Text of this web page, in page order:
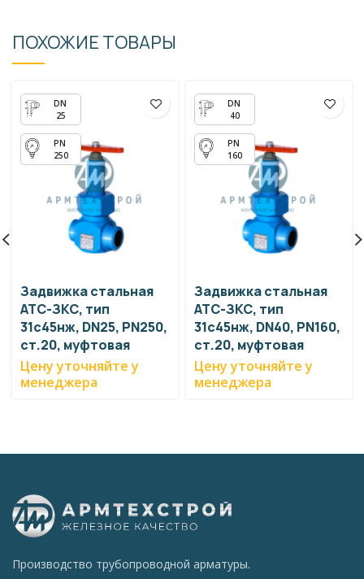
ПОХОЖИЕ ТОВАРЫ
25
250
Задвижка стальная
АТС-ЗКС, тип
31с45нж, DN25, PN250,
ст.20, муфтовая
Цену уточняйте у
менеджера
40
160
Задвижка стальная
АТС-ЗКС, тип
31с45нж, DN40, PN160,
ст.20, муфтовая
Цену уточняйте у
менеджера
Производство трубопроводной арматуры.